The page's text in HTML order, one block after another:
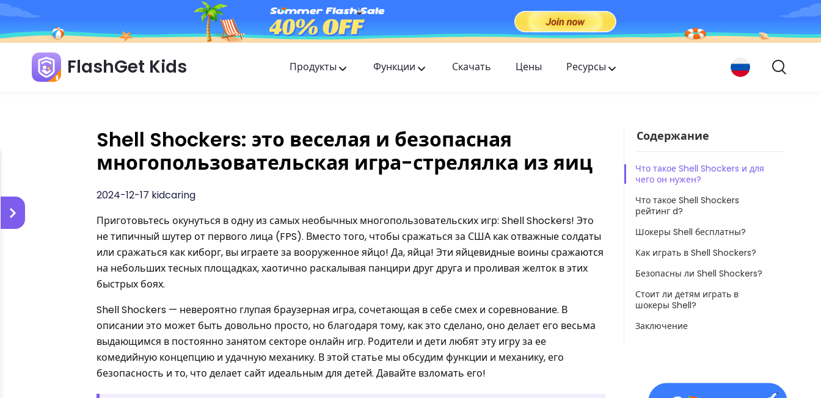
FlashGet Kids Продукты
FlashGet Finder
Антиугонная безопасность вашего телефона —
наша ответственность.
Функции Скачать Цены Ресурсы
Shell Shockers: это веселая и безопасная
многопользовательская игра-стрелялка из яиц
2024-12-17 kidcaring
Приготовьтесь окунуться в одну из самых необычных многопользовательских игр: Shell Shockers! Это
не типичный шутер от первого лица (FPS). Вместо того, чтобы сражаться за США как отважные солдаты
или сражаться как киборг, вы играете за вооруженное яйцо! Да, яйца! Эти яйцевидные воины сражаются
на небольших тесных площадках, хаотично раскалывая панцири друг друга и проливая желток в этих
быстрых боях.
Shell Shockers — невероятно глупая браузерная игра, сочетающая в себе смех и соревнование. В
описании это может быть довольно просто, но благодаря тому, как это сделано, оно делает его весьма
выдающимся в постоянно занятом секторе онлайн игр. Родители и дети любят эту игру за ее
комедийную концепцию и удачную механику. В этой статье мы обсудим функции и механику, его
безопасность и то, что делает сайт идеальным для детей. Давайте взломать его!
Содержание
Что такое Shell Shockers и для
чего он нужен?
Что такое Shell Shockers
рейтинг d?
Шокеры Shell бесплатны?
Как играть в Shell Shockers?
Безопасны ли Shell Shockers?
Стоит ли детям играть в
шокеры Shell?
Заключение